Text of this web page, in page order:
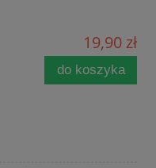
19,90 zł
do koszyka